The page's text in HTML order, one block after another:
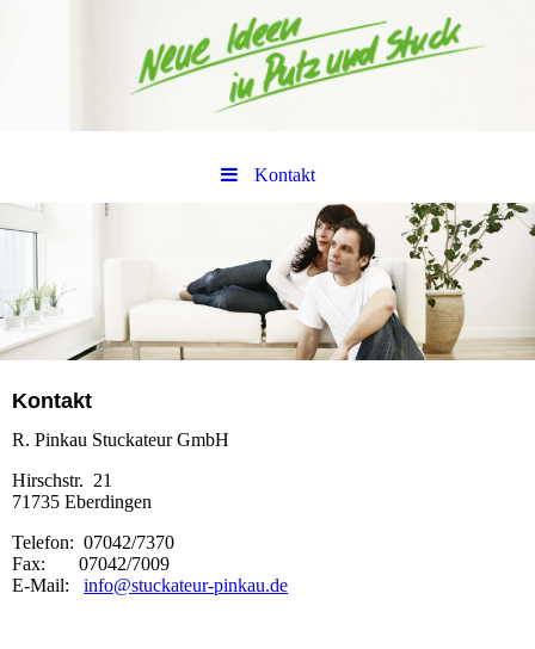
Kontakt
Kontakt
R. Pinkau Stuckateur GmbH
Hirschstr. 21
71735 Eberdingen
Telefon: 07042/7370
Fax: 07042/7009
E-Mail: info@stuckateur-pinkau.de